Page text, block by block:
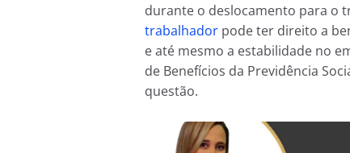
durante o deslocamento para o
trabalhadorpode ter direito a
e até mesmo a estabilidade no
de Benefícios da Previdência
questão.